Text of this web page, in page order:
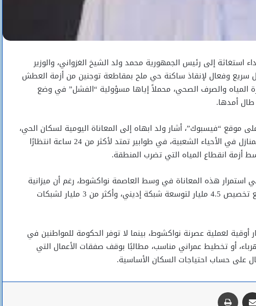
استغاثة إلى رئيس الجمهورية محمد ولد الشيخ الغزواني، والوزير
حل سريع وفعال لإنقاذ ساكنة حي ملح بمقاطعة توجنين من أزمة العطش
المياه والصرف الصحي، محملاً إياها مسؤولية “الفشل” في وضع
طال أمدها.
“فيسبوك”، أشار ولد ابهاه إلى المعاناة اليومية لسكان الحي،
حيث يقف المواطنون، بمن فيهم ربات المنازل في الأحياء الشعبية، في طوابير تمتد لأكثر من 24 ساعة انتظارًا
أزمة انقطاع المياه التي تضرب المنطقة.
استمرار هذه المعاناة في وسط العاصمة نواكشوط، رغم أن ميزانية
وزارة المياه تصل إلى 48 مليار أوقية، مع تخصيص 4.5 مليار لتوسعة شبكة إديني، وأكثر من 3 مليار لشبكات
ولد ابهاه من تخصيص 50 مليار أوقية لعملية عصرنة نواكشوط، بينما لا توفر الحكومة للمواطنين في
أو تخطيط عمراني مناسب، مطالبًا بوقف صفقات الأعمال التي
على حساب احتياجات السكان الأساسية.
مشاركة عبر البريد